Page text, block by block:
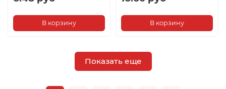
В корзину В корзину
Показать еще